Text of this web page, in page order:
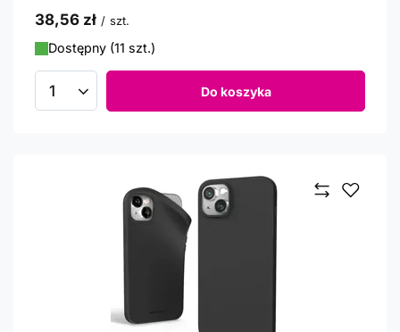
38,56 zł / szt.
Dostępny (11 szt.)
Ilość produktów Do koszyka